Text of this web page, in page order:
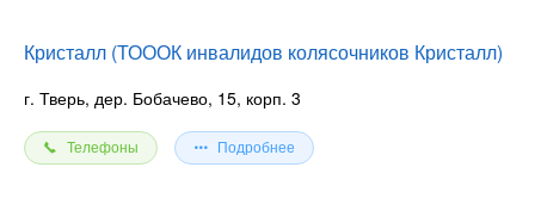
Кристалл (ТОООК инвалидов колясочников Кристалл)
г. Тверь, дер. Бобачево, 15, корп. 3
Телефоны Подробнее